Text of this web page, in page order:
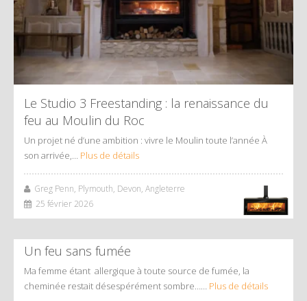
Le Studio 3 Freestanding : la renaissance du
feu au Moulin du Roc
Un projet né d’une ambition : vivre le Moulin toute l’année À
son arrivée,… Plus de détails
Greg Penn, Plymouth, Devon, Angleterre
25 février 2026
Un feu sans fumée
Ma femme étant allergique à toute source de fumée, la
cheminée restait désespérément sombre…… Plus de détails